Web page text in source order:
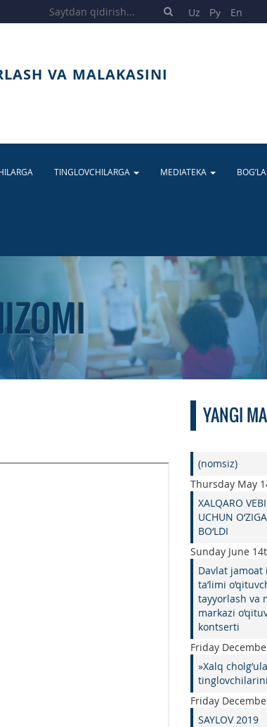
Uz Ру En
VA MALAKASINI
TINGLOVCHILARGA MEDIATEKA
YANGI
(nomsiz)
Thursday May
XALQARO
UCHUN
BO‘LDI
Sunday June
Davlat
ta’limi
tayyorlash va
markazi
kontserti
Friday
»Xalq
Friday
SAYLOV 2019